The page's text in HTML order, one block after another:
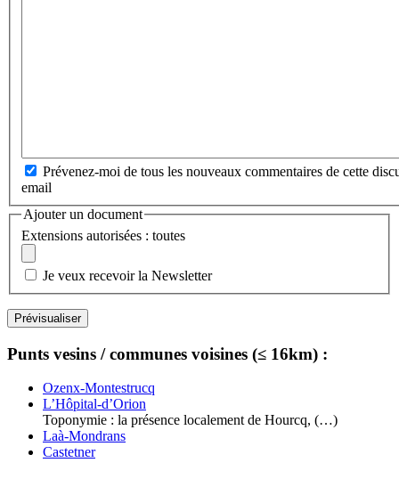
Prévenez-moi de tous les nouveaux commentaires de cette
email
Ajouter un document
Extensions autorisées : toutes
Je veux recevoir la Newsletter
Punts vesins / communes voisines (≤ 16km) :
Ozenx-Montestrucq
L’Hôpital-d’Orion
Toponymie : la présence localement de Hourcq, (…)
Laà-Mondrans
Castetner